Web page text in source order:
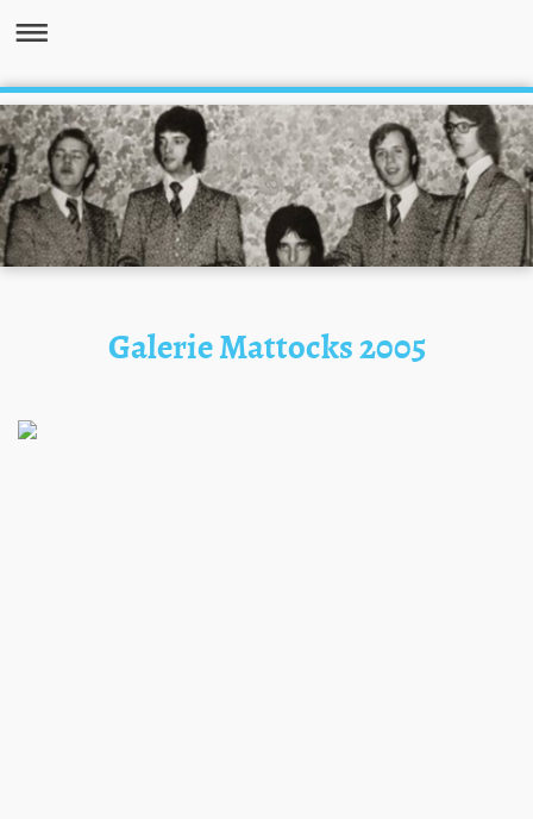
Galerie Mattocks 2005